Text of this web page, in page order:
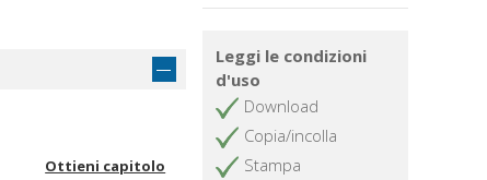
Ottieni capitolo
Leggi le condizioni
d'uso
Download
Copia/incolla
Stampa